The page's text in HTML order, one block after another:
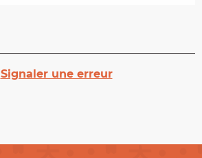
Signaler une erreur